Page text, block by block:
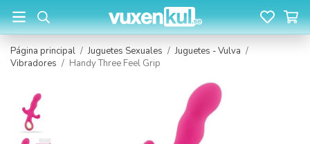
Página principal / Juguetes Sexuales / Juguetes - Vulva /
Vibradores / Handy Three Feel Grip